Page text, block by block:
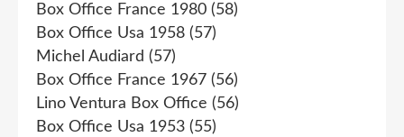
Box Office France 1980 (58)
Box Office Usa 1958 (57)
Michel Audiard (57)
Box Office France 1967 (56)
Lino Ventura Box Office (56)
Box Office Usa 1953 (55)